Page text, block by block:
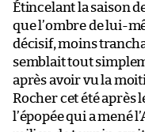
Étincelant la saison
que l’ombre de lui-
décisif, moins
semblait tout
après avoir vu la
Rocher cet été après
l’épopée qui a mené